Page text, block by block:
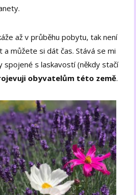
až v průběhu pobytu, tak není
můžete si dát čas. Stává se mi
s laskavostí (někdy stačí
obyvatelům této země.